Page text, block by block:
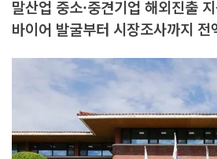
말산업 중소·중견기업 해외진출
바이어 발굴부터 시장조사까지 전